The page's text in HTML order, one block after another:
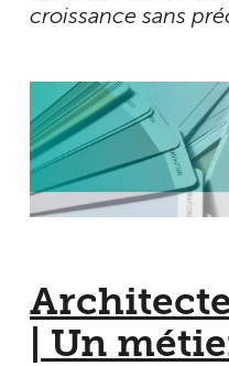
croissance sans
| Un